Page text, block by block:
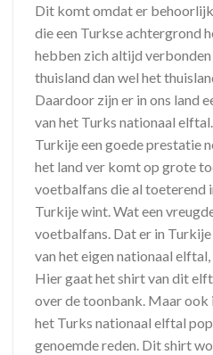
Dit komt omdat er
die een Turkse achtergrond
hebben zich altijd
thuisland dan wel het
Daardoor zijn er in ons land
van het Turks nationaal
Turkije een goede prestatie
het land ver komt op grote
voetbalfans die al toeterend
Turkije wint. Wat een
voetbalfans. Dat er in
van het eigen nationaal elftal,
Hier gaat het shirt van dit
over de toonbank. Maar ook
het Turks nationaal elftal
genoemde reden. Dit shirt